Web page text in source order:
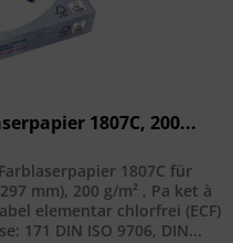
1807C, 200...
1807C für
mm), 200 g/m² , Pa ket à
elementar chlorfrei (ECF)
171 DIN ISO 9706, DIN...